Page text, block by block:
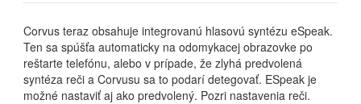
Corvus teraz obsahuje integrovanú hlasovú syntézu eSpeak.
Ten sa spúšťa automaticky na odomykacej obrazovke po
reštarte telefónu, alebo v prípade, že zlyhá predvolená
syntéza reči a Corvusu sa to podarí detegovať. ESpeak je
možné nastaviť aj ako predvolený. Pozri nastavenia reči.